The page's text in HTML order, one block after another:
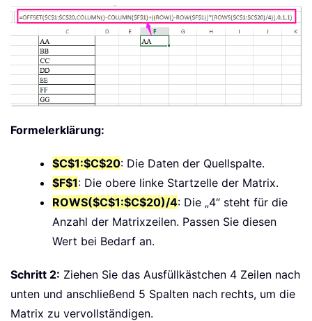
Formelerklärung:
$C$1:$C$20: Die Daten der Quellspalte.
$F$1: Die obere linke Startzelle der Matrix.
ROWS($C$1:$C$20)/4: Die „4“ steht für die
Anzahl der Matrixzeilen. Passen Sie diesen
Wert bei Bedarf an.
Schritt 2: Ziehen Sie das Ausfüllkästchen 4 Zeilen nach
unten und anschließend 5 Spalten nach rechts, um die
Matrix zu vervollständigen.